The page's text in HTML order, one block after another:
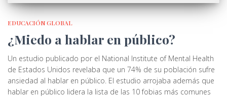
EDUCACIÓN GLOBAL
¿Miedo a hablar en público?
Un estudio publicado por el National Institute of Mental Health
de Estados Unidos revelaba que un 74% de su población sufre
ansiedad al hablar en público. El estudio arrojaba además que
hablar en público lidera la lista de las 10 fobias más comunes